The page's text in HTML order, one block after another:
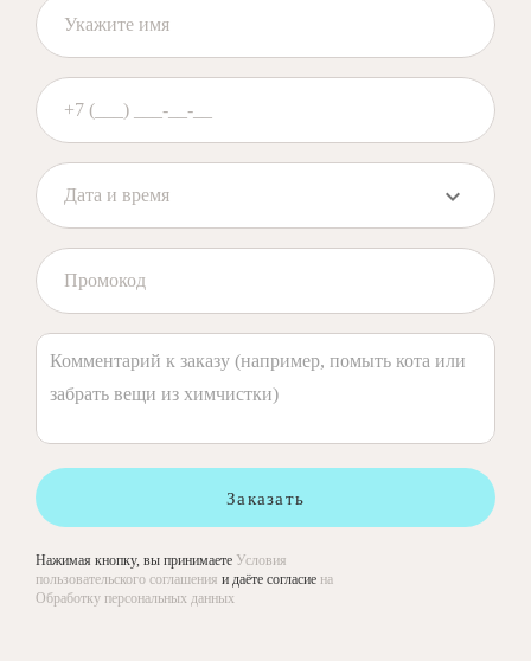
Заказать
Нажимая кнопку, вы принимаете Условия
пользовательского соглашения и даёте согласие на
Обработку персональных данных